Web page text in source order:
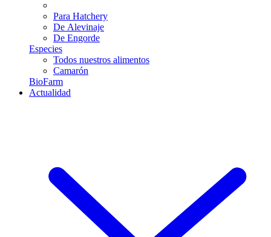
Para Hatchery
De Alevinaje
De Engorde
Especies
Todos nuestros alimentos
Camarón
BioFarm
Actualidad